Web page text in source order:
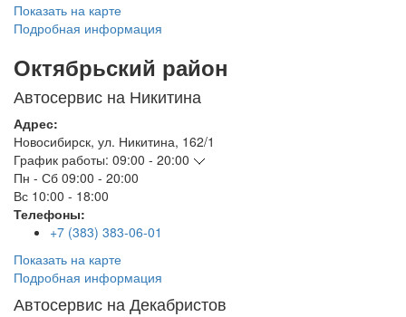
Показать на карте
Подробная информация
Октябрьский район
Автосервис на Никитина
Адрес:
Новосибирск, ул. Никитина, 162/1
График работы: 09:00 - 20:00
Пн - Сб 09:00 - 20:00
Вс 10:00 - 18:00
Телефоны:
+7 (383) 383-06-01
Показать на карте
Подробная информация
Автосервис на Декабристов